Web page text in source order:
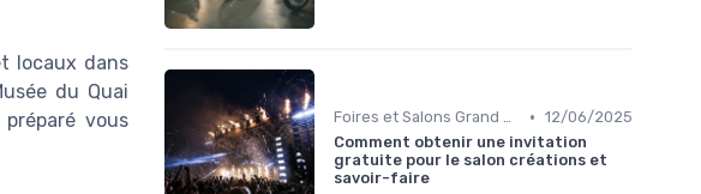
locaux dans
du Quai
vous
Foires et Salons Grand Public • 12/06/2025
Comment obtenir une invitation
gratuite pour le salon créations et
savoir-faire